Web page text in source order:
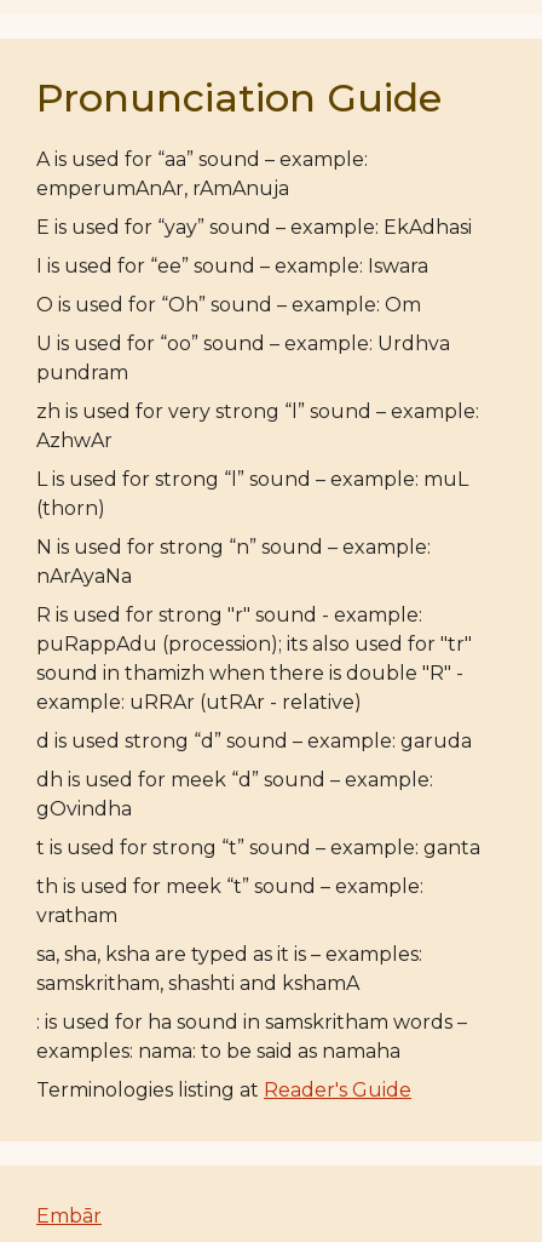
Pronunciation Guide
A is used for “aa” sound – example:
emperumAnAr, rAmAnuja
E is used for “yay” sound – example: EkAdhasi
I is used for “ee” sound – example: Iswara
O is used for “Oh” sound – example: Om
U is used for “oo” sound – example: Urdhva
pundram
zh is used for very strong “l” sound – example:
AzhwAr
L is used for strong “l” sound – example: muL
(thorn)
N is used for strong “n” sound – example:
nArAyaNa
R is used for strong "r" sound - example:
puRappAdu (procession); its also used for "tr"
sound in thamizh when there is double "R" -
example: uRRAr (utRAr - relative)
d is used strong “d” sound – example: garuda
dh is used for meek “d” sound – example:
gOvindha
t is used for strong “t” sound – example: ganta
th is used for meek “t” sound – example:
vratham
sa, sha, ksha are typed as it is – examples:
samskritham, shashti and kshamA
: is used for ha sound in samskritham words –
examples: nama: to be said as namaha
Terminologies listing at Reader's Guide
Embār